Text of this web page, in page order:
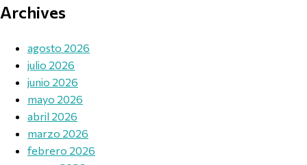
Archives
agosto 2026
julio 2026
junio 2026
mayo 2026
abril 2026
marzo 2026
febrero 2026